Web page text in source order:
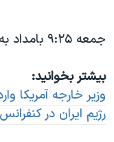
جمعه ۹:۲۵ بامداد به وقت تهران
بیشتر بخوانید:
وزیر خارجه آمریکا
رژیم ایران در